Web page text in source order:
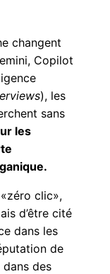
changent
Copilot
), les
sans
les
clic»,
d’être cité
dans les
de
des